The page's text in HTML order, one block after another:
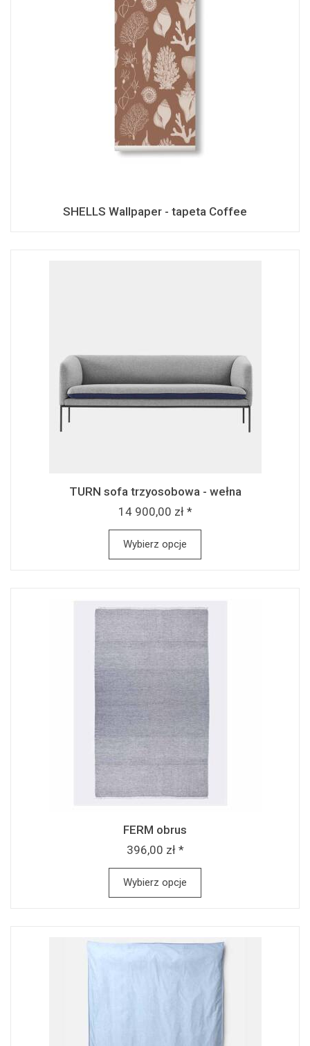
SHELLS Wallpaper - tapeta Coffee
TURN sofa trzyosobowa - wełna
14 900,00 zł *
Wybierz opcje
FERM obrus
396,00 zł *
Wybierz opcje